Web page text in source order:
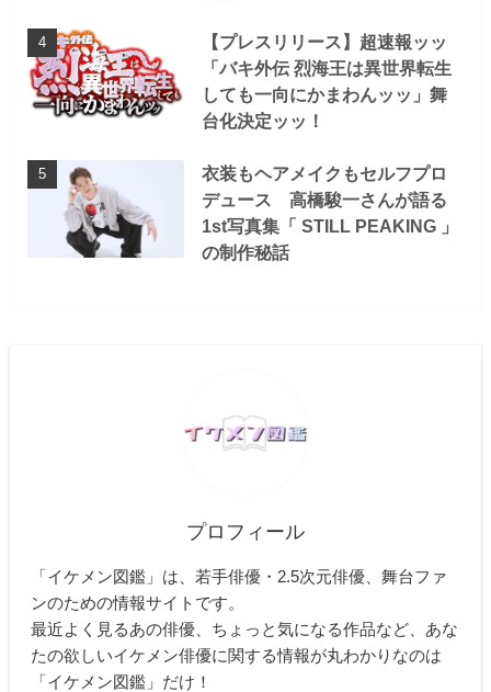
【プレスリリース】超速報ッッ
「バキ外伝 烈海王は異世界転生
しても一向にかまわんッッ」舞
台化決定ッッ！
衣装もヘアメイクもセルフプロ
デュース 高橋駿一さんが語る
1st写真集「 STILL PEAKING 」
の制作秘話
プロフィール
「イケメン図鑑」は、若手俳優・2.5次元俳優、舞台ファ
ンのための情報サイトです。
最近よく見るあの俳優、ちょっと気になる作品など、あな
たの欲しいイケメン俳優に関する情報が丸わかりなのは
「イケメン図鑑」だけ！